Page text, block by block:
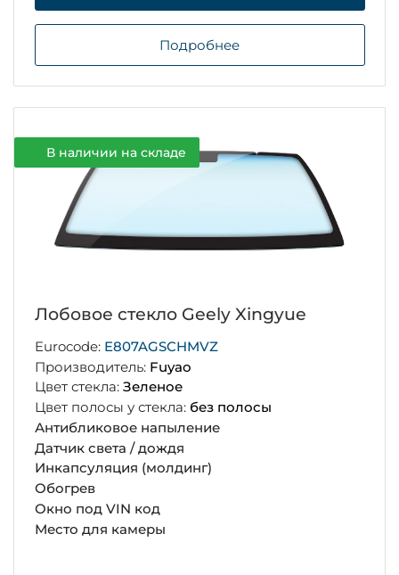
Подробнее
В наличии на складе
Лобовое стекло Geely Xingyue
Eurocode: E807AGSCHMVZ
Производитель: Fuyao
Цвет стекла: Зеленое
Цвет полосы у стекла: без полосы
Антибликовое напыление
Датчик света / дождя
Инкапсуляция (молдинг)
Обогрев
Окно под VIN код
Место для камеры